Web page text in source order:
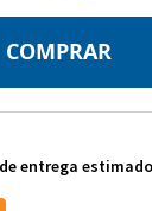
COMPRAR
entrega